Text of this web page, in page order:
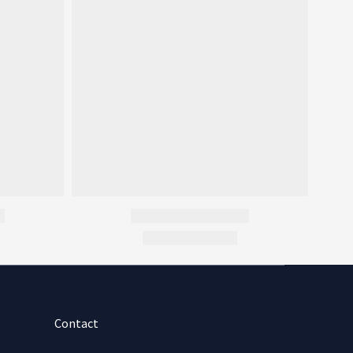
Contact